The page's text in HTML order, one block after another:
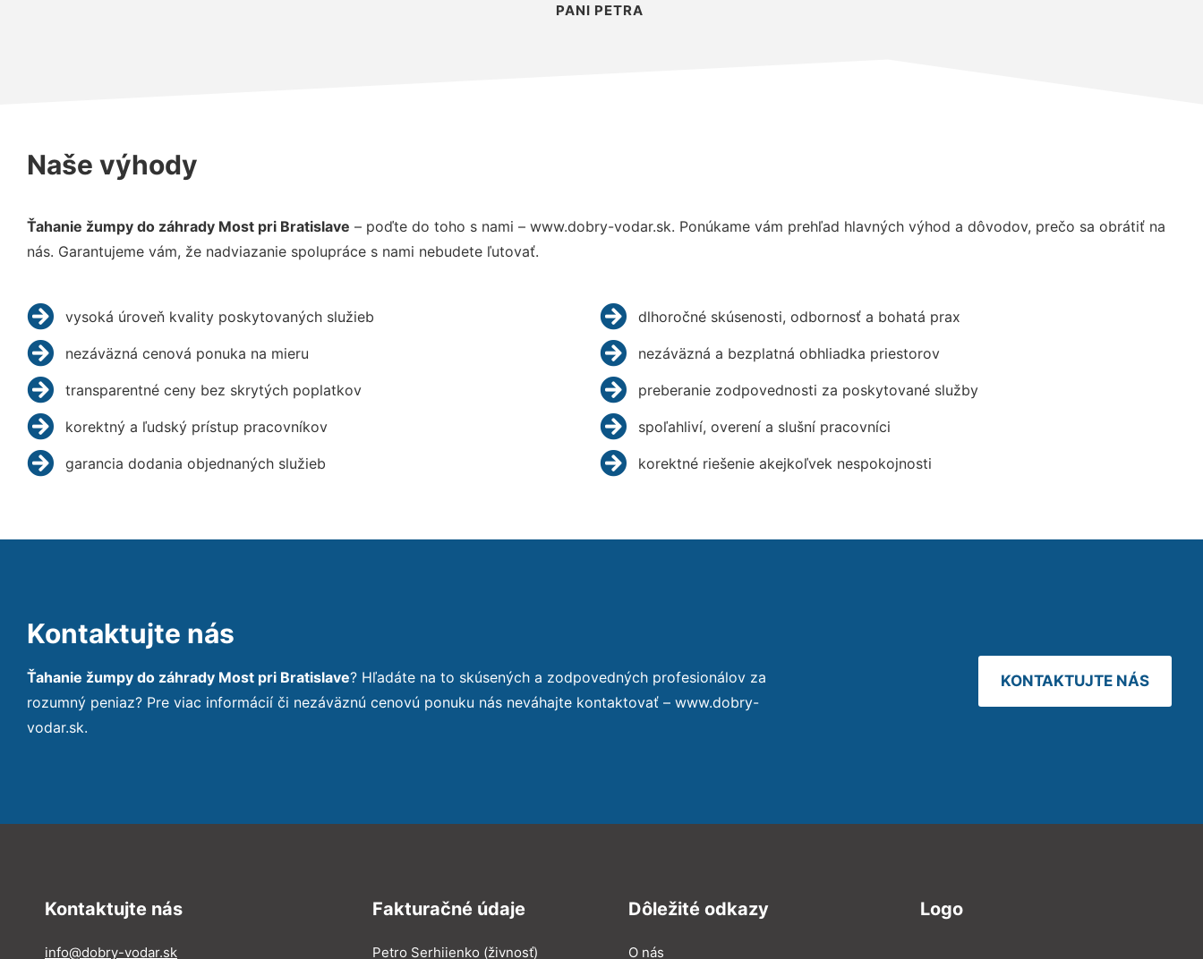
PANI PETRA
Naše výhody
Ťahanie žumpy do záhrady Most pri Bratislave – poďte do toho s nami – www.dobry-vodar.sk. Ponúkame vám prehľad hlavných výhod a dôvodov, prečo sa obrátiť na
nás. Garantujeme vám, že nadviazanie spolupráce s nami nebudete ľutovať.
vysoká úroveň kvality poskytovaných služieb
nezáväzná cenová ponuka na mieru
transparentné ceny bez skrytých poplatkov
korektný a ľudský prístup pracovníkov
garancia dodania objednaných služieb
dlhoročné skúsenosti, odbornosť a bohatá prax
nezáväzná a bezplatná obhliadka priestorov
preberanie zodpovednosti za poskytované služby
spoľahliví, overení a slušní pracovníci
korektné riešenie akejkoľvek nespokojnosti
Kontaktujte nás
Ťahanie žumpy do záhrady Most pri Bratislave? Hľadáte na to skúsených a zodpovedných profesionálov za
rozumný peniaz? Pre viac informácií či nezáväznú cenovú ponuku nás neváhajte kontaktovať – www.dobry-
vodar.sk.
KONTAKTUJTE NÁS
Kontaktujte nás
info@dobry-vodar.sk
Fakturačné údaje
Petro Serhiienko (živnosť)
Dôležité odkazy
O nás
Logo